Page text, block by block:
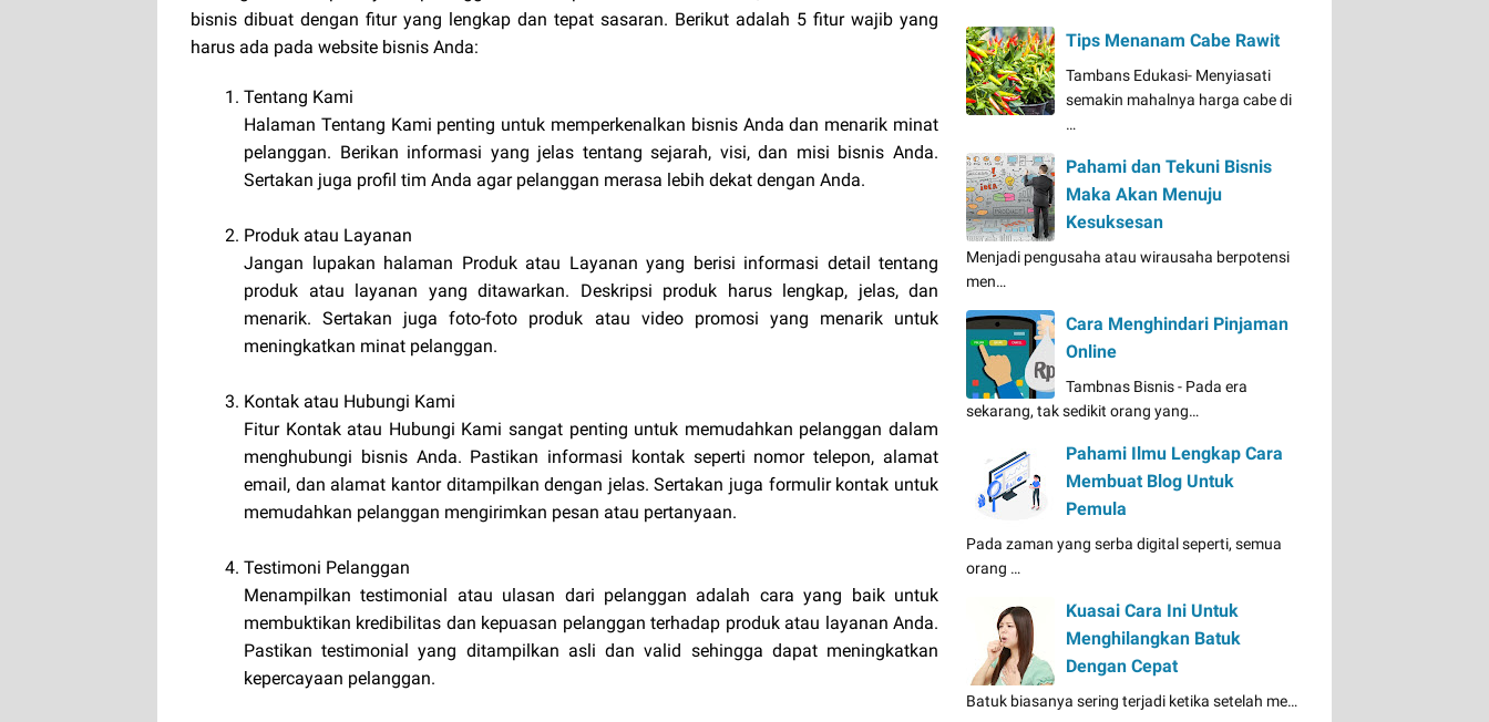
bisnis dibuat dengan fitur yang lengkap dan tepat sasaran. Berikut adalah 5 fitur wajib yang
harus ada pada website bisnis Anda:
Tentang Kami
Halaman Tentang Kami penting untuk memperkenalkan bisnis Anda dan menarik minat
pelanggan. Berikan informasi yang jelas tentang sejarah, visi, dan misi bisnis Anda.
Sertakan juga profil tim Anda agar pelanggan merasa lebih dekat dengan Anda.
Produk atau Layanan
Jangan lupakan halaman Produk atau Layanan yang berisi informasi detail tentang
produk atau layanan yang ditawarkan. Deskripsi produk harus lengkap, jelas, dan
menarik. Sertakan juga foto-foto produk atau video promosi yang menarik untuk
meningkatkan minat pelanggan.
Kontak atau Hubungi Kami
Fitur Kontak atau Hubungi Kami sangat penting untuk memudahkan pelanggan dalam
menghubungi bisnis Anda. Pastikan informasi kontak seperti nomor telepon, alamat
email, dan alamat kantor ditampilkan dengan jelas. Sertakan juga formulir kontak untuk
memudahkan pelanggan mengirimkan pesan atau pertanyaan.
Testimoni Pelanggan
Menampilkan testimonial atau ulasan dari pelanggan adalah cara yang baik untuk
membuktikan kredibilitas dan kepuasan pelanggan terhadap produk atau layanan Anda.
Pastikan testimonial yang ditampilkan asli dan valid sehingga dapat meningkatkan
kepercayaan pelanggan.
Tips Menanam Cabe Rawit
Tambans Edukasi- Menyiasati
semakin mahalnya harga cabe di
…
Pahami dan Tekuni Bisnis
Maka Akan Menuju
Kesuksesan
Menjadi pengusaha atau wirausaha berpotensi
men…
Cara Menghindari Pinjaman
Online
Tambnas Bisnis - Pada era
sekarang, tak sedikit orang yang…
Pahami Ilmu Lengkap Cara
Membuat Blog Untuk
Pemula
Pada zaman yang serba digital seperti, semua
orang …
Kuasai Cara Ini Untuk
Menghilangkan Batuk
Dengan Cepat
Batuk biasanya sering terjadi ketika setelah me…